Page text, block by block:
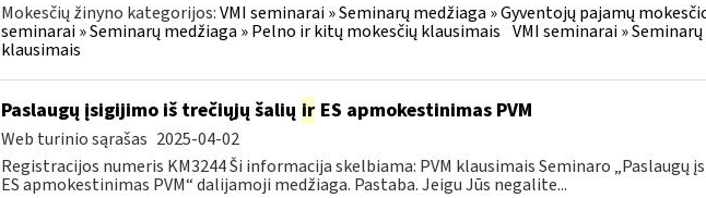
Mokesčių žinyno kategorijos:VMI seminarai » Seminarų medžiaga » Gyventojų pajamų
seminarai » Seminarų medžiaga » Pelno ir kitų mokesčių klausimais VMI seminarai »
klausimais
Paslaugų įsigijimo iš trečiųjų šalių irES apmokestinimas PVM
Web turinio sąrašas 2025-04-02
Registracijos numeris KM3244 Ši informacija skelbiama: PVM klausimais Seminaro „Paslaugų
ES apmokestinimas PVM“ dalijamoji medžiaga. Pastaba. Jeigu Jūs negalite...